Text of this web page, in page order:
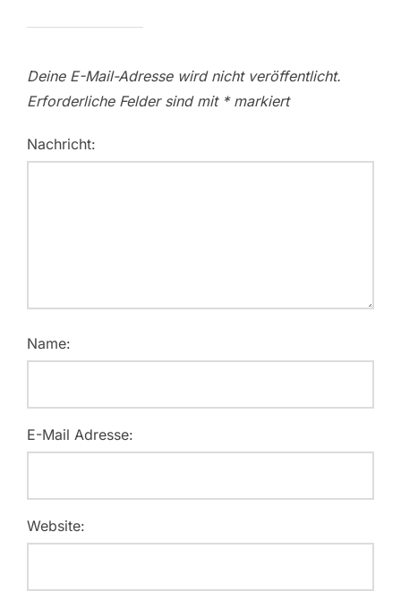
Deine E-Mail-Adresse wird nicht veröffentlicht.
Erforderliche Felder sind mit *markiert
Nachricht:
Name:
E-Mail Adresse:
Website: